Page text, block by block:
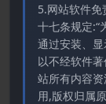
5.网站软件
十七条规定:“
通过安装、
以不经软件
站所有内容
用,版权归属